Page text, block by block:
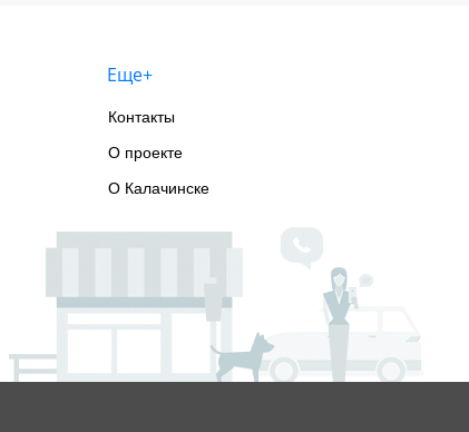
Еще+
Контакты
О проекте
О Калачинске